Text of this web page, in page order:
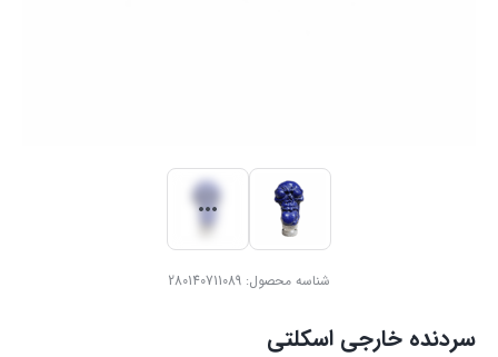
شناسه محصول: 280140711089
سردنده خارجی اسکلتی